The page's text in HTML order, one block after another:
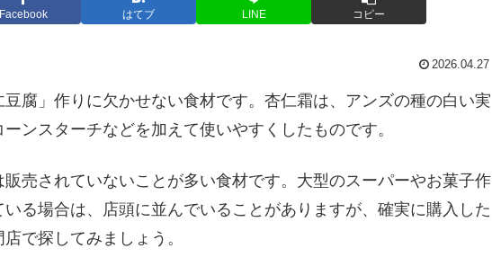
Facebook はてブ LINE コピー
2026.04.27
腐」作りに欠かせない食材です。杏仁霜は、アンズの種の白い実
ンスターチなどを加えて使いやすくしたものです。
売されていないことが多い食材です。大型のスーパーやお菓子作
る場合は、店頭に並んでいることがありますが、確実に購入した
で探してみましょう。